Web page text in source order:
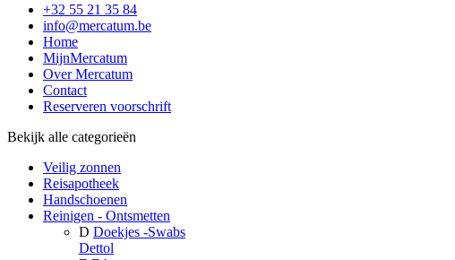
+32 55 21 35 84
info@mercatum.be
Home
MijnMercatum
Over Mercatum
Contact
Reserveren voorschrift
Bekijk alle categorieën
Veilig zonnen
Reisapotheek
Handschoenen
Reinigen - Ontsmetten
D Doekjes -Swabs
Dettol